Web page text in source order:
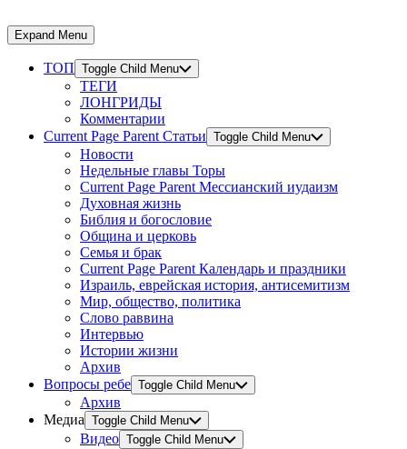
Expand Menu
ТОП Toggle Child Menu
ТЕГИ
ЛОНГРИДЫ
Комментарии
Current Page Parent Статьи Toggle Child Menu
Новости
Недельные главы Торы
Current Page Parent Мессианский иудаизм
Духовная жизнь
Библия и богословие
Община и церковь
Семья и брак
Current Page Parent Календарь и праздники
Израиль, еврейская история, антисемитизм
Мир, общество, политика
Слово раввина
Интервью
Истории жизни
Архив
Вопросы ребе Toggle Child Menu
Архив
Медиа Toggle Child Menu
Видео Toggle Child Menu